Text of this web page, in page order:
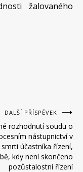
žalovaného
DALŠÍ PŘÍSPĚVEK
rozhodnutí soudu o
nástupnictví v
účastníka řízení,
kdy není skončeno
pozůstalostní řízení